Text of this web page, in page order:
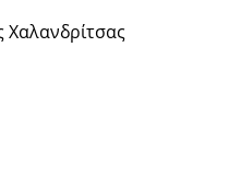
Χαλανδρίτσας